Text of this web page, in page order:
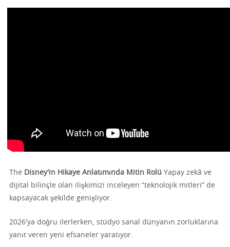
The Disney'in Hikaye Anlatımında Mitin Rolü Yapay zekâ ve
dijital bilinçle olan ilişkimizi inceleyen “teknolojik mitleri” de
kapsayacak şekilde genişliyor.
2026'ya doğru ilerlerken, stüdyo sanal dünyanın zorluklarına
yanıt veren yeni efsaneler yaratıyor.